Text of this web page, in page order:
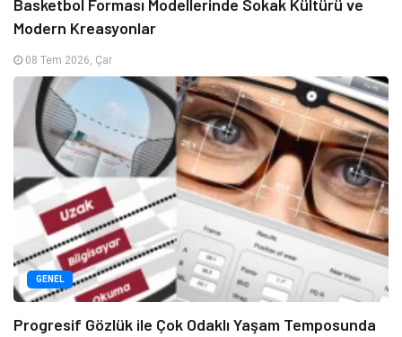
Basketbol Forması Modellerinde Sokak Kültürü ve
Modern Kreasyonlar
08 Tem 2026, Çar
GENEL
Progresif Gözlük ile Çok Odaklı Yaşam Temposunda